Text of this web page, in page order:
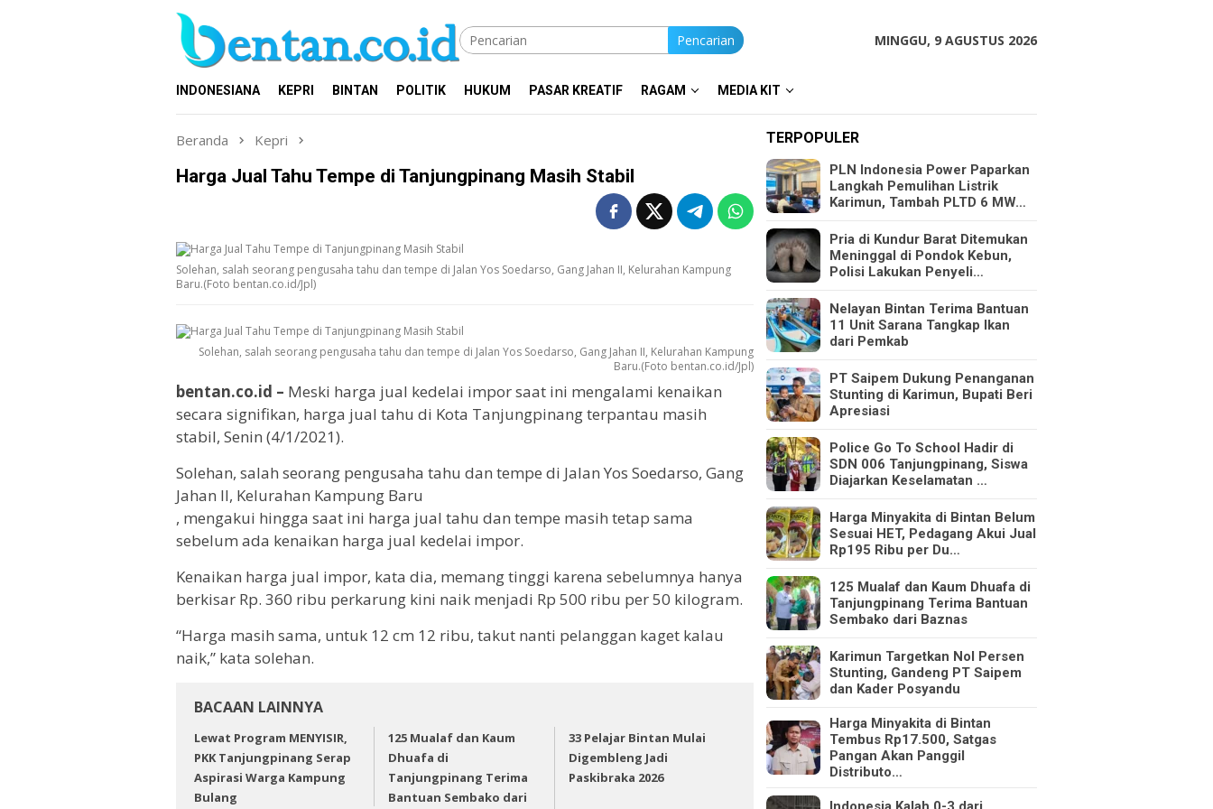
Pencarian MINGGU, 9 AGUSTUS 2026
INDONESIANA KEPRI BINTAN POLITIK HUKUM PASAR KREATIF RAGAM MEDIA KIT
Beranda Kepri
Harga Jual Tahu Tempe di Tanjungpinang Masih Stabil
Solehan, salah seorang pengusaha tahu dan tempe di Jalan Yos Soedarso, Gang Jahan II, Kelurahan Kampung
Baru.(Foto bentan.co.id/Jpl)
Solehan, salah seorang pengusaha tahu dan tempe di Jalan Yos Soedarso, Gang Jahan II, Kelurahan Kampung
Baru.(Foto bentan.co.id/Jpl)
bentan.co.id – Meski harga jual kedelai impor saat ini mengalami kenaikan
secara signifikan, harga jual tahu di Kota Tanjungpinang terpantau masih
stabil, Senin (4/1/2021).
Solehan, salah seorang pengusaha tahu dan tempe di Jalan Yos Soedarso, Gang
Jahan II, Kelurahan Kampung Baru
, mengakui hingga saat ini harga jual tahu dan tempe masih tetap sama
sebelum ada kenaikan harga jual kedelai impor.
Kenaikan harga jual impor, kata dia, memang tinggi karena sebelumnya hanya
berkisar Rp. 360 ribu perkarung kini naik menjadi Rp 500 ribu per 50 kilogram.
“Harga masih sama, untuk 12 cm 12 ribu, takut nanti pelanggan kaget kalau
naik,” kata solehan.
BACAAN LAINNYA
Lewat Program MENYISIR,
PKK Tanjungpinang Serap
Aspirasi Warga Kampung
Bulang
125 Mualaf dan Kaum
Dhuafa di
Tanjungpinang Terima
Bantuan Sembako dari
33 Pelajar Bintan Mulai
Digembleng Jadi
Paskibraka 2026
TERPOPULER
PLN Indonesia Power Paparkan
Langkah Pemulihan Listrik
Karimun, Tambah PLTD 6 MW…
Pria di Kundur Barat Ditemukan
Meninggal di Pondok Kebun,
Polisi Lakukan Penyeli…
Nelayan Bintan Terima Bantuan
11 Unit Sarana Tangkap Ikan
dari Pemkab
PT Saipem Dukung Penanganan
Stunting di Karimun, Bupati Beri
Apresiasi
Police Go To School Hadir di
SDN 006 Tanjungpinang, Siswa
Diajarkan Keselamatan …
Harga Minyakita di Bintan Belum
Sesuai HET, Pedagang Akui Jual
Rp195 Ribu per Du…
125 Mualaf dan Kaum Dhuafa di
Tanjungpinang Terima Bantuan
Sembako dari Baznas
Karimun Targetkan Nol Persen
Stunting, Gandeng PT Saipem
dan Kader Posyandu
Harga Minyakita di Bintan
Tembus Rp17.500, Satgas
Pangan Akan Panggil
Distributo…